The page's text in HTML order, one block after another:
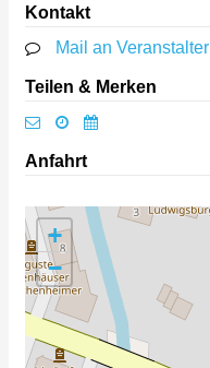
Kontakt
Mail an Veranstalter
Teilen & Merken
Anfahrt
+
−